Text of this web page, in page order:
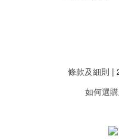
條款及細則 |
如何選